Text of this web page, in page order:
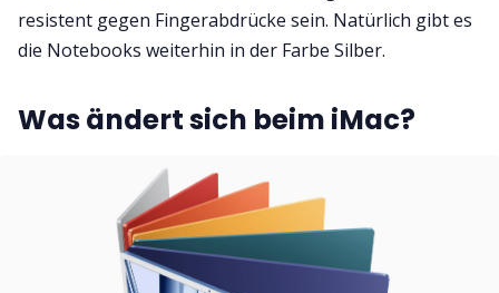
resistent gegen Fingerabdrücke sein. Natürlich gibt es
die Notebooks weiterhin in der Farbe Silber.
Was ändert sich beim iMac?